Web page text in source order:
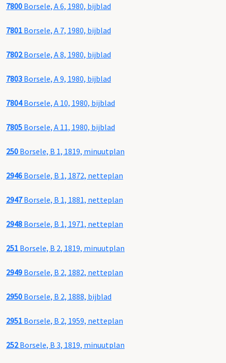
7800 Borsele, A 6, 1980, bijblad
7801 Borsele, A 7, 1980, bijblad
7802Borsele, A 8, 1980, bijblad
7803 Borsele, A 9, 1980, bijblad
7804Borsele, A 10, 1980, bijblad
7805 Borsele, A 11, 1980, bijblad
250 Borsele, B 1, 1819, minuutplan
2946 Borsele, B 1, 1872, netteplan
2947Borsele, B 1, 1881, netteplan
2948 Borsele, B 1, 1971, netteplan
251 Borsele, B 2, 1819, minuutplan
2949 Borsele, B 2, 1882, netteplan
2950 Borsele, B 2, 1888, bijblad
2951 Borsele, B 2, 1959, netteplan
252Borsele, B 3, 1819, minuutplan